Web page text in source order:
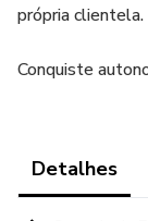
própria clientela.
Conquiste
Detalhes